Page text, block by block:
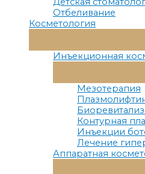
Отбеливание
Косметология
Инъекционная
Мезотерапия
Контурная
Инъекции
Лечение
Аппаратная